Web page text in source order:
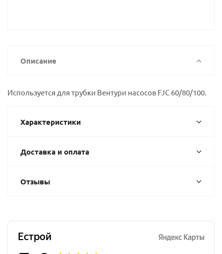
Описание
Используется для трубки Вентури насосов FJC 60/80/100.
Характеристики
Доставка и оплата
Отзывы